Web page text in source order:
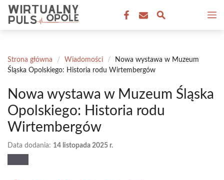
Przejdź
treści
Strona główna / Wiadomości /
Nowa wystawa w Muzeum
Śląska Opolskiego: Historia rodu Wirtembergów
Nowa wystawa w Muzeum Śląska
Opolskiego: Historia rodu
Wirtembergów
Data dodania: 14 listopada 2025 r.